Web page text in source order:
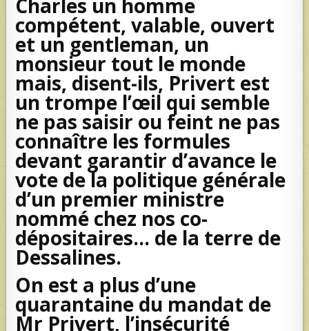
Charles un homme
compétent, valable, ouvert
et un gentleman, un
monsieur tout le monde
mais, disent-ils, Privert est
un trompe l’œil qui semble
ne pas saisir ou feint ne pas
connaître les formules
devant garantir d’avance le
vote de la politique générale
d’un premier ministre
nommé chez nos co-
dépositaires… de la terre de
Dessalines.
On est a plus d’une
quarantaine du mandat de
Mr Privert, l’insécurité